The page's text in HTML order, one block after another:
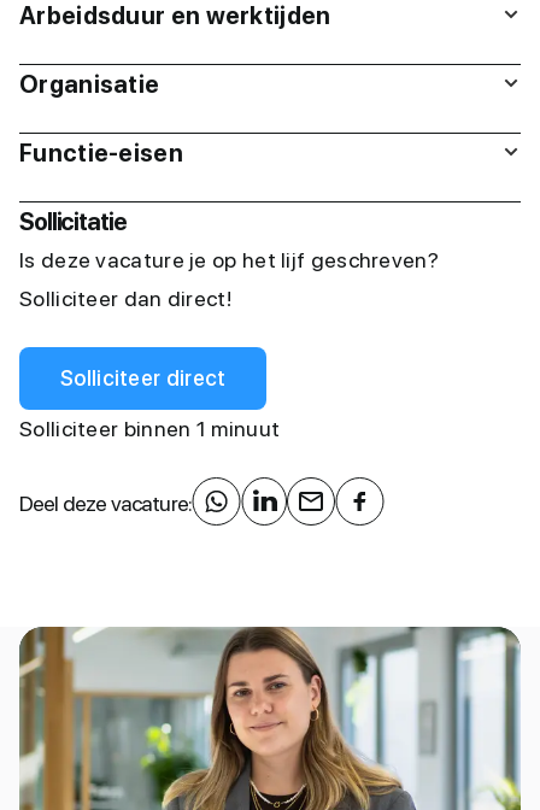
Arbeidsduur en werktijden
Organisatie
Functie-eisen
Sollicitatie
Is deze vacature je op het lijf geschreven?
Solliciteer dan direct!
Solliciteer direct
Solliciteer binnen 1 minuut
Deel deze vacature: